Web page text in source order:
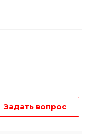
Задать вопрос